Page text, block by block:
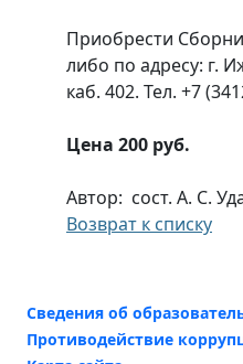
Приобрести
либо по адресу: г.
каб. 402. Тел. +7
Цена 200 руб.
Автор: сост. А. С.
Возврат к списку
Сведения об
Противодействие